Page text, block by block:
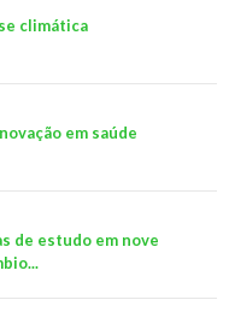
climática
em saúde
de estudo em nove